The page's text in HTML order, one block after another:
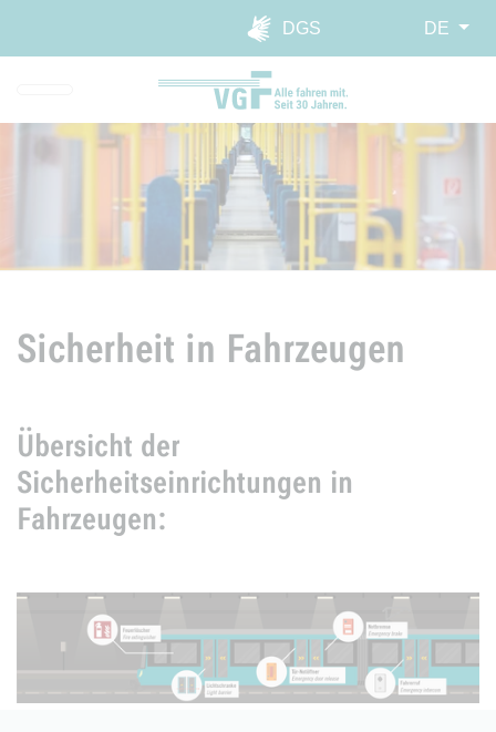
Direkt zur Hauptnavigation
Direkt zum Inhalt springen
Webseiten-Barriere melden
DGS
DE
Sicherheit in Fahrzeugen
Übersicht der
Sicherheitseinrichtungen in
Fahrzeugen: